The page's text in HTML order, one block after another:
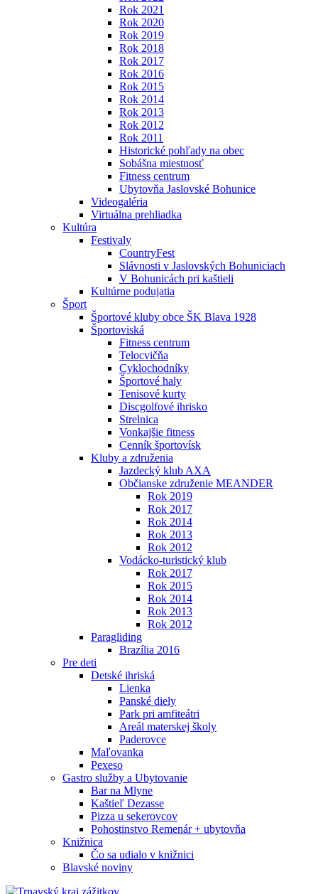
Rok 2021
Rok 2020
Rok 2019
Rok 2018
Rok 2017
Rok 2016
Rok 2015
Rok 2014
Rok 2013
Rok 2012
Rok 2011
Historické pohľady na obec
Sobášna miestnosť
Fitness centrum
Ubytovňa Jaslovské Bohunice
Videogaléria
Virtuálna prehliadka
Kultúra
Festivaly
CountryFest
Slávnosti v Jaslovských Bohuniciach
V Bohunicách pri kaštieli
Kultúrne podujatia
Šport
Športové kluby obce ŠK Blava 1928
Športoviská
Fitness centrum
Telocvičňa
Cyklochodníky
Športové haly
Tenisové kurty
Discgolfové ihrisko
Strelnica
Vonkajšie fitness
Cenník športovísk
Kluby a združenia
Jazdecký klub AXA
Občianske združenie MEANDER
Rok 2019
Rok 2017
Rok 2014
Rok 2013
Rok 2012
Vodácko-turistický klub
Rok 2017
Rok 2015
Rok 2014
Rok 2013
Rok 2012
Paragliding
Brazília 2016
Pre deti
Detské ihriská
Lienka
Panské diely
Park pri amfiteátri
Areál materskej školy
Paderovce
Maľovanka
Pexeso
Gastro služby a Ubytovanie
Bar na Mlyne
Kaštieľ Dezasse
Pizza u sekerovcov
Pohostinstvo Remenár + ubytovňa
Knižnica
Čo sa udialo v knižnici
Blavské noviny